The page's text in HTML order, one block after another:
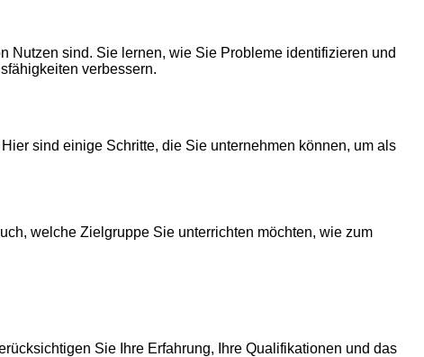
Nutzen sind. Sie lernen, wie Sie Probleme identifizieren und
verbessern.
sind einige Schritte, die Sie unternehmen können, um als
welche Zielgruppe Sie unterrichten möchten, wie zum
Sie Ihre Erfahrung, Ihre Qualifikationen und das